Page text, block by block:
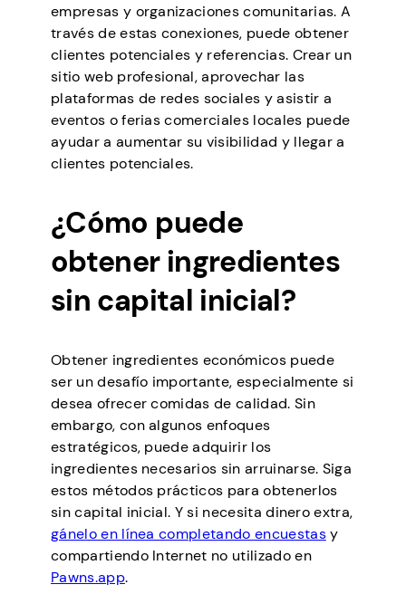
empresas y organizaciones comunitarias. A
través de estas conexiones, puede obtener
clientes potenciales y referencias. Crear un
sitio web profesional, aprovechar las
plataformas de redes sociales y asistir a
eventos o ferias comerciales locales puede
ayudar a aumentar su visibilidad y llegar a
clientes potenciales.
¿Cómo puede
obtener ingredientes
sin capital inicial?
Obtener ingredientes económicos puede
ser un desafío importante, especialmente si
desea ofrecer comidas de calidad. Sin
embargo, con algunos enfoques
estratégicos, puede adquirir los
ingredientes necesarios sin arruinarse. Siga
estos métodos prácticos para obtenerlos
sin capital inicial. Y si necesita dinero extra,
gánelo en línea completando encuestasy
compartiendo Internet no utilizado en
Pawns.app.